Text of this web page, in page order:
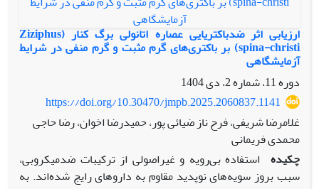
ارزیابی اثر ضدباکتریایی عصاره اتانولی برگ کنار (Ziziphus
spina-christi) بر باکتری‌های گرم مثبت و گرم منفی در شرایط
آزمایشگاهی
دوره 11، شماره 2، دی 1404
https://doi.org/10.30470/jmpb.2025.2060837.1141
غلامرضا شریفی، فرح ناز ضیائی پور، حمیدرضا اخوان، رضا حاجی
محمدی فریمانی
چکیده استفاده بی‌رویه و غیراصولی از ترکیبات ضدمیکروبی،
سبب بروز سویه‌های نوپدید مقاوم به داروهای رایج شده‌اند. به